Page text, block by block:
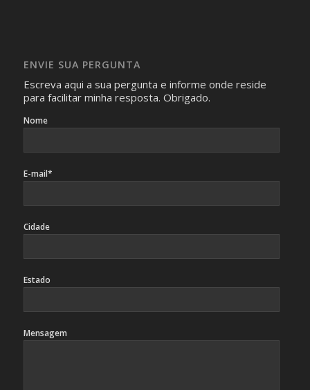
identificação da pessoa fotografada.
ENVIE SUA PERGUNTA
Escreva aqui a sua pergunta e informe onde reside
para facilitar minha resposta. Obrigado.
Nome
E-mail*
Cidade
Estado
Mensagem